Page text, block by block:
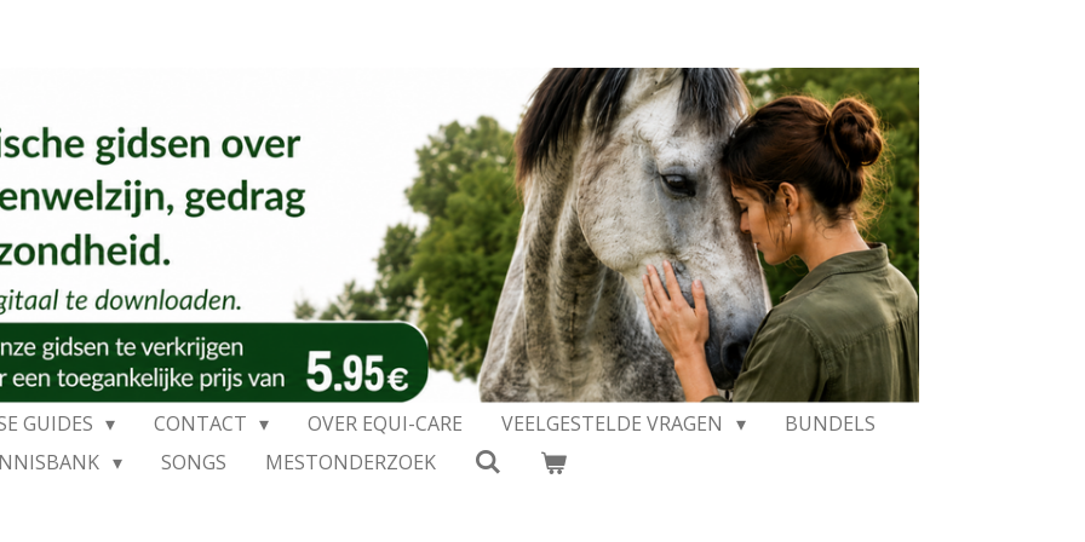
GUIDES CONTACT OVER EQUI-CARE VEELGESTELDE VRAGEN
BUNDELS
SONGS MESTONDERZOEK